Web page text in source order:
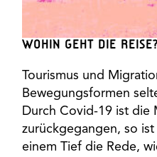
WOHIN GEHT DIE REISE?
Tourismus und
Bewegungsformen
Durch Covid-19 ist die
zurückgegangen, so
einem Tief die Rede,